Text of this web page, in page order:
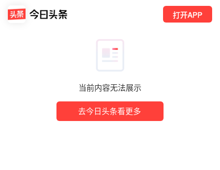
当前内容无法展示
去今日头条看更多
打开APP